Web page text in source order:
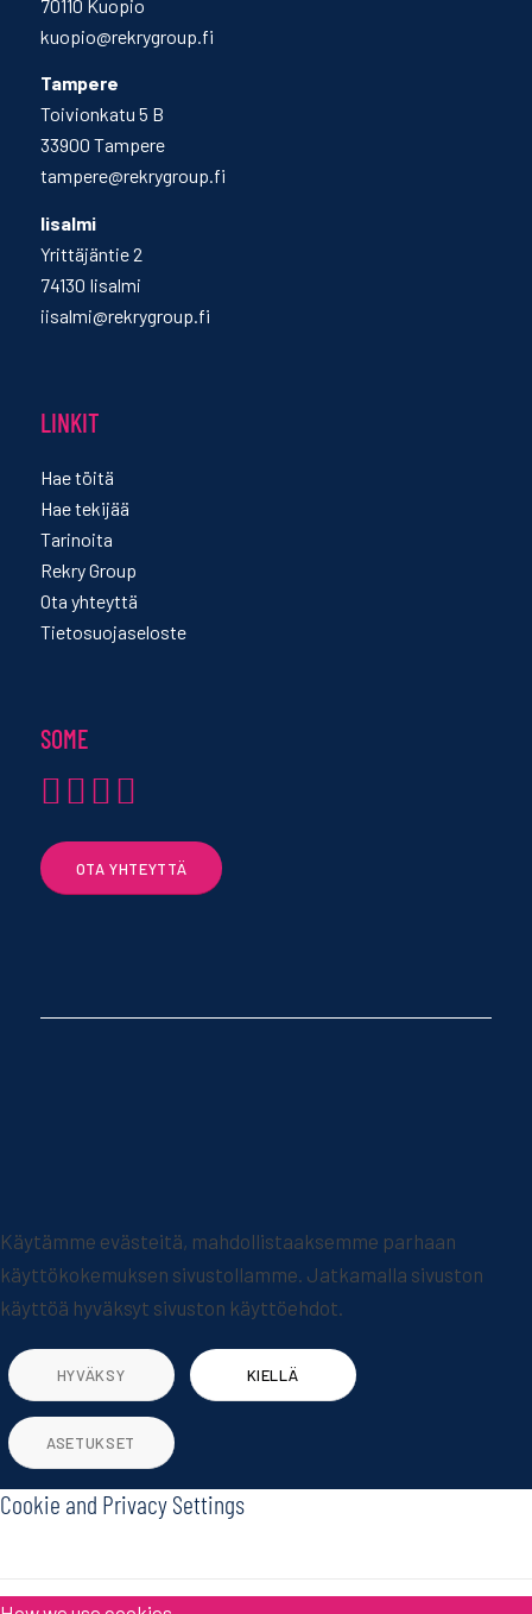
70110 Kuopio
kuopio@rekrygroup.fi
Tampere
Toivionkatu 5 B
33900 Tampere
tampere@rekrygroup.fi
Iisalmi
Yrittäjäntie 2
74130 Iisalmi
iisalmi@rekrygroup.fi
LINKIT
Hae töitä
Hae tekijää
Tarinoita
Rekry Group
Ota yhteyttä
Tietosuojaseloste
SOME
OTA YHTEYTTÄ
Käytämme evästeitä, mahdollistaaksemme parhaan
käyttökokemuksen sivustollamme. Jatkamalla sivuston
käyttöä hyväksyt sivuston käyttöehdot.
HYVÄKSY KIELLÄ
ASETUKSET
Cookie and Privacy Settings